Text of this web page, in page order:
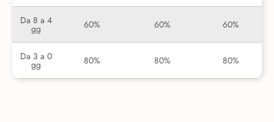
Da 8 a 4
gg 60% 60% 60%
Da 3 a 0
gg 80% 80% 80%